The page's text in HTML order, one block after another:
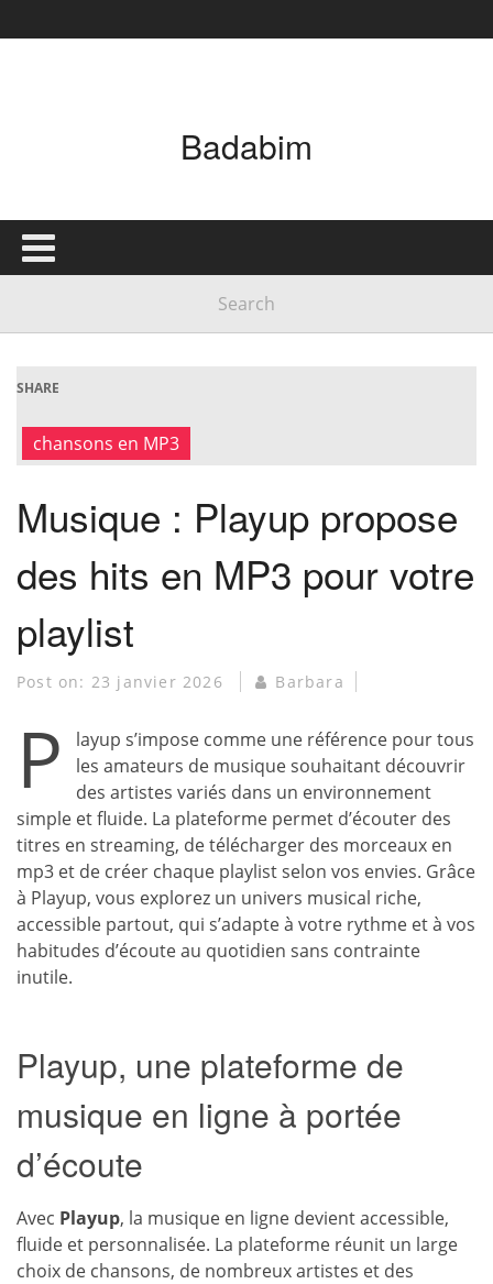
Badabim
SHARE
chansons en MP3
Musique : Playup propose
des hits en MP3 pour votre
playlist
Post on: 23 janvier 2026 Barbara
P
layup s’impose comme une référence pour tous
les amateurs de musique souhaitant découvrir
des artistes variés dans un environnement
simple et fluide. La plateforme permet d’écouter des
titres en streaming, de télécharger des morceaux en
mp3 et de créer chaque playlist selon vos envies. Grâce
à Playup, vous explorez un univers musical riche,
accessible partout, qui s’adapte à votre rythme et à vos
habitudes d’écoute au quotidien sans contrainte
inutile.
Playup, une plateforme de
musique en ligne à portée
d’écoute
Avec Playup, la musique en ligne devient accessible,
fluide et personnalisée. La plateforme réunit un large
choix de chansons, de nombreux artistes et des